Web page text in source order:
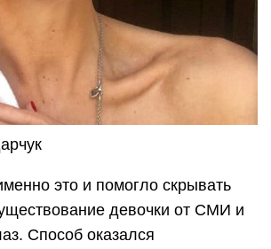
это и помогло скрывать
девочки от СМИ и
Способ оказался